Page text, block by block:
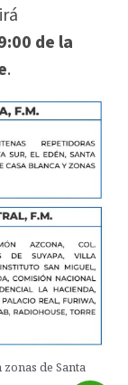
de la
.
de Santa